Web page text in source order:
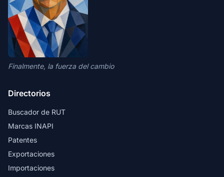
Finalmente, la fuerza del cambio
Directorios
Buscador de RUT
Marcas INAPI
Patentes
Exportaciones
Importaciones